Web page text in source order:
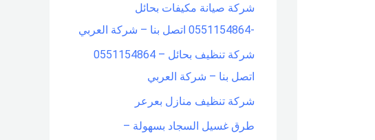
شركة صيانة مكيفات بحائل
-0551154864 اتصل بنا – شركة العربي
شركة تنظيف بحائل – 0551154864
اتصل بنا – شركة العربي
شركة تنظيف منازل بعرعر
طرق غسيل السجاد بسهولة –